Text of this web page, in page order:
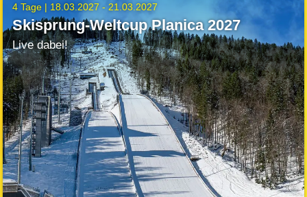
4 Tage | 18.03.2027 - 21.03.2027
Skisprung-Weltcup Planica 2027
Live dabei!